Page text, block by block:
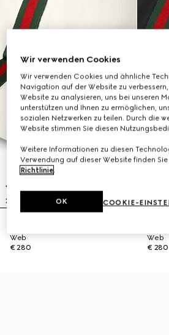
Web
€ 280
Web
€ 280
Wir verwenden Cookies
Wir verwenden Cookies und ähnliche
Navigation auf der Website zu
Website zu analysieren, uns bei unseren
unterstützen und Ihnen zu ermöglichen,
sozialen Netzwerken zu teilen. Durch die
Website stimmen Sie diesen
Weitere Informationen zu diesen
Verwendung auf dieser Website finden Sie
Richtlinie.
COOKIE-
OK